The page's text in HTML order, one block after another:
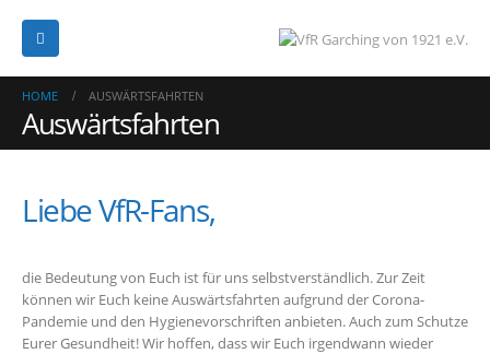
HOME AUSWÄRTSFAHRTEN
Auswärtsfahrten
Liebe VfR-Fans,
die Bedeutung von Euch ist für uns selbstverständlich. Zur Zeit
können wir Euch keine Auswärtsfahrten aufgrund der Corona-
Pandemie und den Hygienevorschriften anbieten. Auch zum Schutze
Eurer Gesundheit! Wir hoffen, dass wir Euch irgendwann wieder